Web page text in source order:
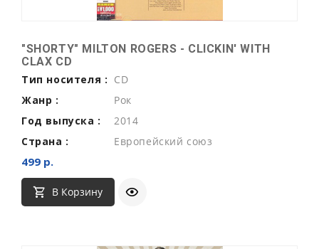
"SHORTY" MILTON ROGERS - CLICKIN' WITH
CLAX CD
Тип носителя : CD
Жанр :
Рок
Год выпуска :
2014
Страна :
Европейский союз
499 р.
В Корзину